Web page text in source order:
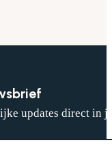
updates direct in